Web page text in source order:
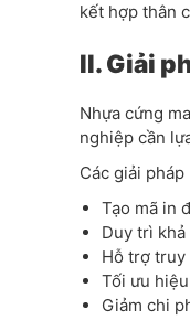
kết hợp thân
II. Giải
Nhựa cứng
nghiệp cần
Các giải
Tạo mã in
Duy trì khả
Hỗ trợ truy
Tối ưu
Giảm chi